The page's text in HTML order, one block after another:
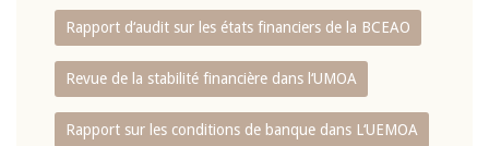
Rapport d‘audit sur les états financiers de la BCEAO
Revue de la stabilité financière dans l‘UMOA
Rapport sur les conditions de banque dans L‘UEMOA